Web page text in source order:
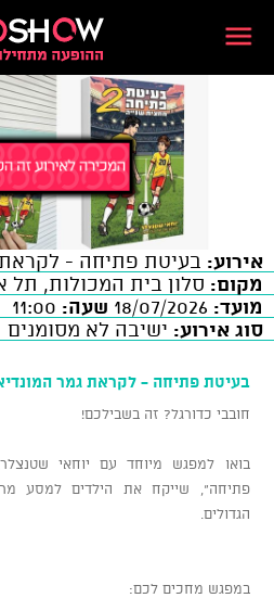
אירוע: בעיטת פתיחה - לקראת
מקום: סלון בית המכולות, תל
מועד:
שעה:
סוג אירוע: ישיבה לא מסומנים
בעיטת פתיחה - לקראת גמר
חובבי כדורגל? זה בשבילכם!
בואו למפגש מיוחד עם יוחאי
פתיחה", שייקח את הילדים למסע
הגדולים.
במפגש מחכים לכם: